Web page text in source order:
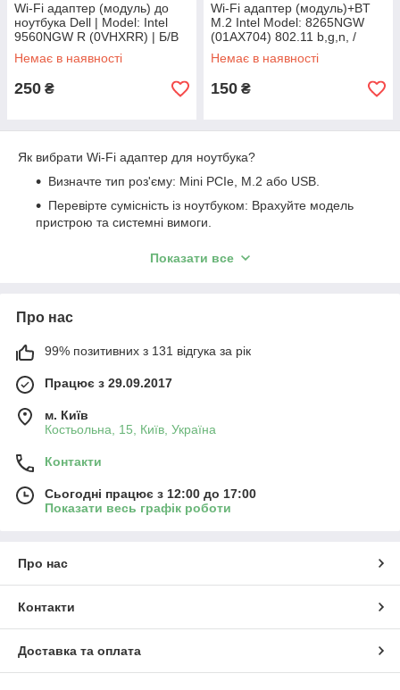
Wi-Fi адаптер (модуль) до
ноутбука Dell | Model: Intel
9560NGW R (0VHXRR) | Б/В
Немає в наявності
250 ₴
Wi-Fi адаптер (модуль)+BT
M.2 Intel Model: 8265NGW
(01AX704) 802.11 b,g,n, /
Mbps 5GHz (HP/Lenovo) | Б/В
Немає в наявності
150 ₴
Як вибрати Wi-Fi адаптер для ноутбука?
Визначте тип роз'єму: Mini PCIe, M.2 або USB.
Перевірте сумісність із ноутбуком: Врахуйте модель
пристрою та системні вимоги.
підтримує Wi-Fi 6, придбайте адаптер із таким же
залежить від ваших потреб у швидкості та якості
Чому варто купувати у нас?
Асортимент Wi-Fi адаптерів для різних ноутбуків і
Оригінальні модулі та надійні аналоги.
Показати все
Про нас
99% позитивних з 131 відгука за рік
Працює з 29.09.2017
м. Київ
Костьольна, 15, Київ, Україна
Контакти
Сьогодні працює з 12:00 до 17:00
Показати весь графік роботи
Про нас
Контакти
Доставка та оплата